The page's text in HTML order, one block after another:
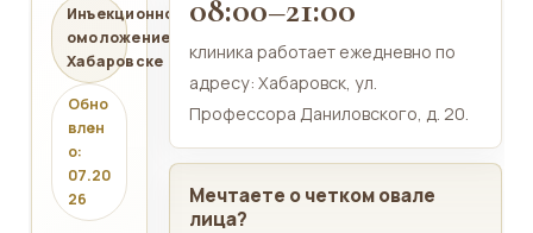
Инъекционное
омоложение в
Хабаровске
Обно
влен
о:
07.20
26
08:00–21:00
клиника работает ежедневно по
адресу: Хабаровск, ул.
Профессора Даниловского, д. 20.
Мечтаете о четком овале
лица?